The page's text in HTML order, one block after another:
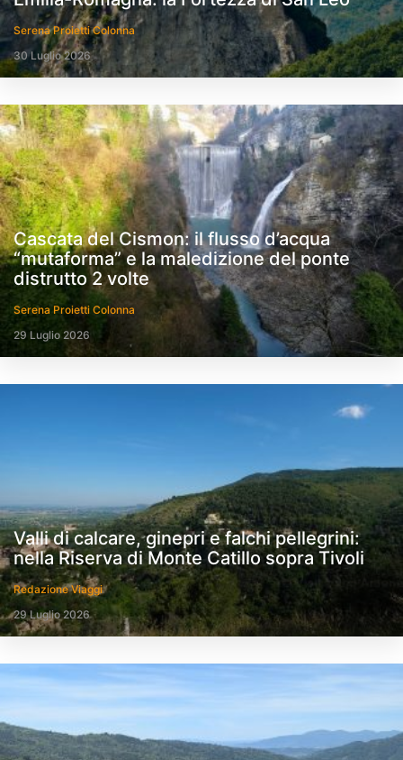
Serena Proietti Colonna
30 Luglio 2026
Cascata del Cismon: il flusso d’acqua
“mutaforma” e la maledizione del ponte
distrutto 2 volte
Serena Proietti Colonna
29 Luglio 2026
Valli di calcare, ginepri e falchi pellegrini:
nella Riserva di Monte Catillo sopra Tivoli
Redazione Viaggi
29 Luglio 2026